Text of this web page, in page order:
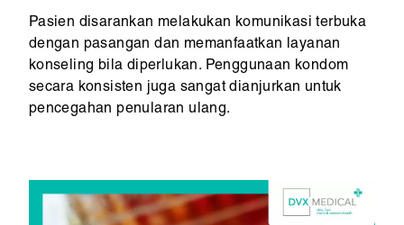
Pasien disarankan melakukan komunikasi terbuka
dengan pasangan dan memanfaatkan layanan
konseling bila diperlukan. Penggunaan kondom
secara konsisten juga sangat dianjurkan untuk
pencegahan penularan ulang.